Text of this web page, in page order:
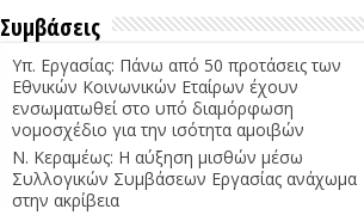
Συμβάσεις
Υπ. Εργασίας: Πάνω από 50 προτάσεις των
Εθνικών Κοινωνικών Εταίρων έχουν
ενσωματωθεί στο υπό διαμόρφωση
νομοσχέδιο για την ισότητα αμοιβών
Ν. Κεραμέως: Η αύξηση μισθών μέσω
Συλλογικών Συμβάσεων Εργασίας ανάχωμα
στην ακρίβεια